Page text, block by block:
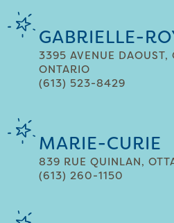
GABRIELLE-
3395 AVENUE DAOUST,
ONTARIO
(613) 523-8429
MARIE-CURIE
839 RUE QUINLAN,
(613) 260-1150